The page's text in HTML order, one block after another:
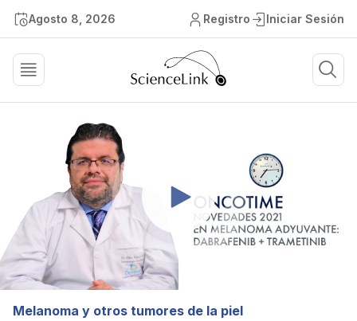
Agosto 8, 2026 Registro Iniciar Sesión
Melanoma y otros tumores de la piel